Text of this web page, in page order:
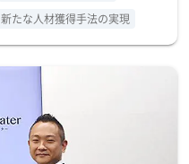
新たな人材獲得手法の実現